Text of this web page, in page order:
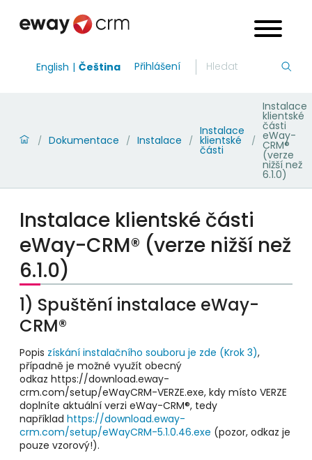
English Čeština Přihlášení
/ Dokumentace / Instalace /
Instalace
klientské
části
/
Instalace
klientské
části
eWay-
CRM®
(verze
nižší než
6.1.0)
Instalace klientské části
eWay-CRM® (verze nižší než
6.1.0)
1) Spuštění instalace eWay-
CRM®
Popis získání instalačního souboru je zde (Krok 3),
případně je možné využít obecný
odkaz https://download.eway-
crm.com/setup/eWayCRM-VERZE.exe, kdy místo VERZE
doplníte aktuální verzi eWay-CRM®, tedy
například https://download.eway-
crm.com/setup/eWayCRM-5.1.0.46.exe (pozor, odkaz je
pouze vzorový!).